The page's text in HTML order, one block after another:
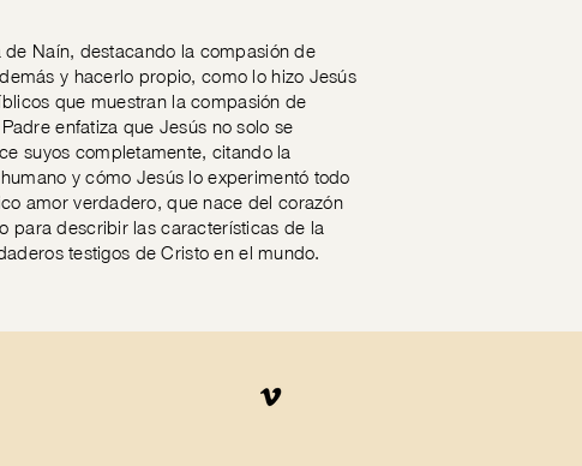
Naín, destacando la compasión de
y hacerlo propio, como lo hizo Jesús
que muestran la compasión de
enfatiza que Jesús no solo se
suyos completamente, citando la
y cómo Jesús lo experimentó todo
amor verdadero, que nace del corazón
para describir las características de la
testigos de Cristo en el mundo.